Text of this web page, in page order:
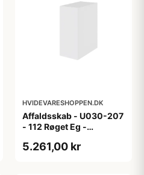
HVIDEVARESHOPPEN.DK
Affaldsskab - U030-207
- 112 Røget Eg -
5.261,00 kr